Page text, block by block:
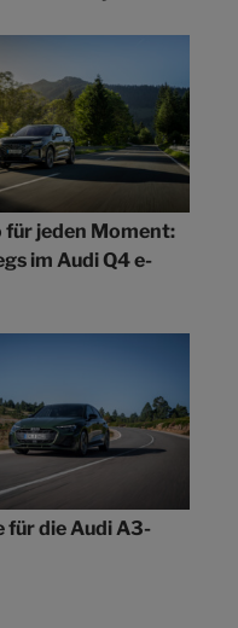
für jeden Moment:
im Audi Q4 e-
für die Audi A3-